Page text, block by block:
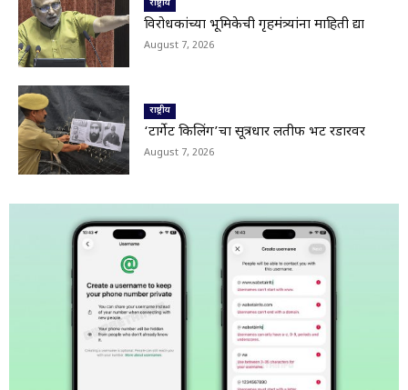
02:10
भूम तालुक्यातील आंबी जयवंतनगर मार्ग बंद;देवगावरोड
वरील पूल गेला वाहून,अनेक गावांचा संपर्क तुटला
00:17
Nanded|हिमायतनगरमध्ये प्रशासनाचा बुलडोझर; उमर
चौक अतिक्रमणमुक्त
01:29
Viral Video: सहस्त्रकुंड धबधब्याचा मन मोहून टाकणारा
ड्रोन व्ह्यू
01:28
राष्ट्रीय
विरोधकांच्या भूमिकेची गृहमंत्र्यांना माहिती द्या
August 7, 2026
राष्ट्रीय
‘टार्गेट किलिंग’चा सूत्रधार लतीफ भट रडारवर
August 7, 2026